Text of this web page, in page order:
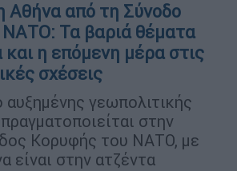
Αθήνα από τη Σύνοδο
Τα βαριά θέματα
η επόμενη μέρα στις
σχέσεις
αυξημένης γεωπολιτικής
στην
Κορυφής του ΝΑΤΟ, με
είναι στην ατζέντα